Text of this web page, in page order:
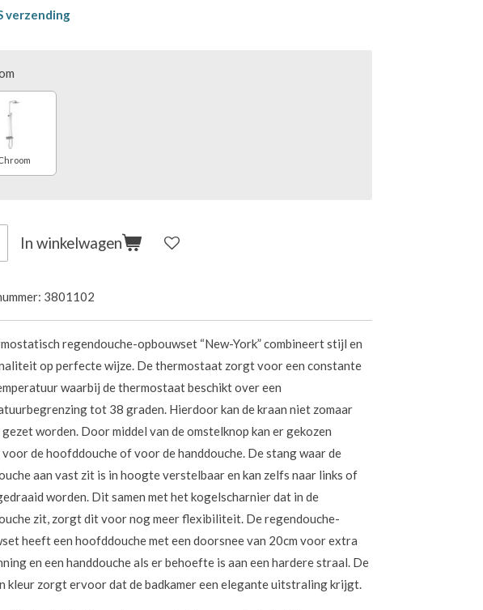
verzending
In winkelwagen
3801102
regendouche-opbouwset “New-York” combineert stijl en
op perfecte wijze. De thermostaat zorgt voor een constante
waarbij de thermostaat beschikt over een
tot 38 graden. Hierdoor kan de kraan niet zomaar
worden. Door middel van de omstelknop kan er gekozen
de hoofddouche of voor de handdouche. De stang waar de
aan vast zit is in hoogte verstelbaar en kan zelfs naar links of
worden. Dit samen met het kogelscharnier dat in de
zit, zorgt dit voor nog meer flexibiliteit. De regendouche-
heeft een hoofddouche met een doorsnee van 20cm voor extra
en een handdouche als er behoefte is aan een hardere straal. De
kleur zorgt ervoor dat de badkamer een elegante uitstraling krijgt.